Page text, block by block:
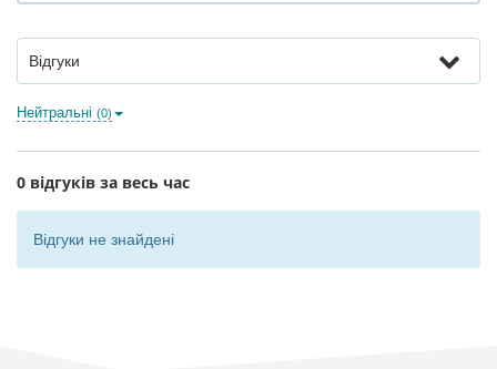
Відгуки
Нейтральні (0)
0 відгуків за весь час
Відгуки не знайдені